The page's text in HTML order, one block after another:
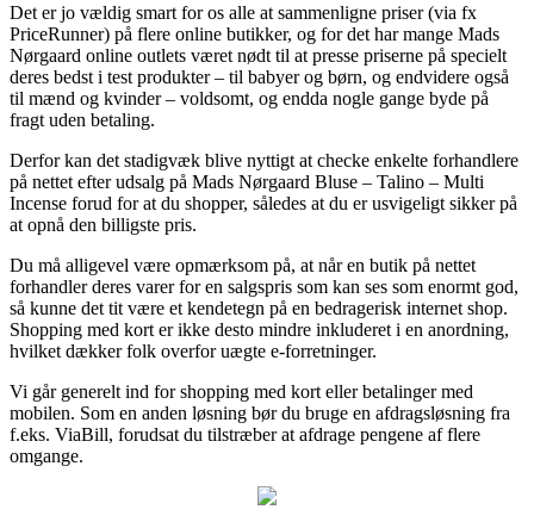
Det er jo vældig smart for os alle at sammenligne priser (via fx
PriceRunner) på flere online butikker, og for det har mange Mads
Nørgaard online outlets været nødt til at presse priserne på specielt
deres bedst i test produkter – til babyer og børn, og endvidere også
til mænd og kvinder – voldsomt, og endda nogle gange byde på
fragt uden betaling.
Derfor kan det stadigvæk blive nyttigt at checke enkelte forhandlere
på nettet efter udsalg på Mads Nørgaard Bluse – Talino – Multi
Incense forud for at du shopper, således at du er usvigeligt sikker på
at opnå den billigste pris.
Du må alligevel være opmærksom på, at når en butik på nettet
forhandler deres varer for en salgspris som kan ses som enormt god,
så kunne det tit være et kendetegn på en bedragerisk internet shop.
Shopping med kort er ikke desto mindre inkluderet i en anordning,
hvilket dækker folk overfor uægte e-forretninger.
Vi går generelt ind for shopping med kort eller betalinger med
mobilen. Som en anden løsning bør du bruge en afdragsløsning fra
f.eks. ViaBill, forudsat du tilstræber at afdrage pengene af flere
omgange.